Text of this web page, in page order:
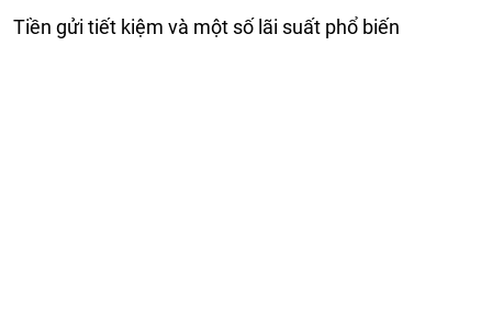
Tiền gửi tiết kiệm và một số lãi suất phổ biến